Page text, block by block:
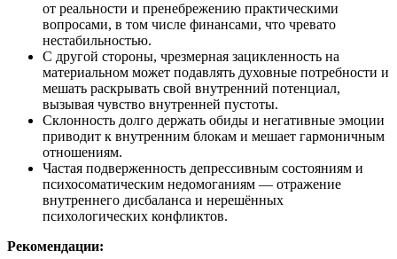
от реальности и пренебрежению практическими
вопросами, в том числе финансами, что чревато
нестабильностью.
С другой стороны, чрезмерная зацикленность на
материальном может подавлять духовные потребности и
мешать раскрывать свой внутренний потенциал,
вызывая чувство внутренней пустоты.
Склонность долго держать обиды и негативные эмоции
приводит к внутренним блокам и мешает гармоничным
отношениям.
Частая подверженность депрессивным состояниям и
психосоматическим недомоганиям — отражение
внутреннего дисбаланса и нерешённых
психологических конфликтов.
Рекомендации: